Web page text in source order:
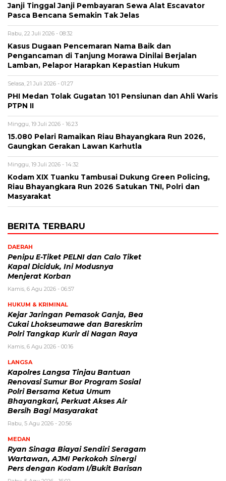
Janji Tinggal Janji Pembayaran Sewa Alat Escavator
Pasca Bencana Semakin Tak Jelas
Rabu, 22 Juli 2026 - 08:32
Kasus Dugaan Pencemaran Nama Baik dan
Pengancaman di Tanjung Morawa Dinilai Berjalan
Lamban, Pelapor Harapkan Kepastian Hukum
Selasa, 21 Juli 2026 - 01:27
PHI Medan Tolak Gugatan 101 Pensiunan dan Ahli Waris
PTPN II
Minggu, 19 Juli 2026 - 16:23
15.080 Pelari Ramaikan Riau Bhayangkara Run 2026,
Gaungkan Gerakan Lawan Karhutla
Minggu, 19 Juli 2026 - 14:32
Kodam XIX Tuanku Tambusai Dukung Green Policing,
Riau Bhayangkara Run 2026 Satukan TNI, Polri dan
Masyarakat
BERITA TERBARU
DAERAH
Penipu E-Tiket PELNI dan Calo Tiket
Kapal Diciduk, Ini Modusnya
Menjerat Korban
Kamis, 6 Agu 2026 - 06:57
HUKUM & KRIMINAL
Kejar Jaringan Pemasok Ganja, Bea
Cukai Lhokseumawe dan Bareskrim
Polri Tangkap Kurir di Nagan Raya
Kamis, 6 Agu 2026 - 00:16
LANGSA
Kapolres Langsa Tinjau Bantuan
Renovasi Sumur Bor Program Sosial
Polri Bersama Ketua Umum
Bhayangkari, Perkuat Akses Air
Bersih Bagi Masyarakat
Rabu, 5 Agu 2026 - 20:56
MEDAN
Ryan Sinaga Biayai Sendiri Seragam
Wartawan, AJMI Perkokoh Sinergi
Pers dengan Kodam I/Bukit Barisan